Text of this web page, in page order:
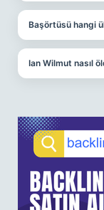
Başörtüsü hangi
Ian Wilmut nasıl